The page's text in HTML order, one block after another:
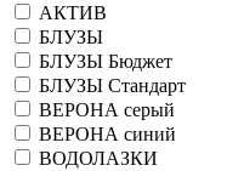
АКТИВ
БЛУЗЫ
БЛУЗЫ Бюджет
БЛУЗЫ Стандарт
ВЕРОНА серый
ВЕРОНА синий
ВОДОЛАЗКИ